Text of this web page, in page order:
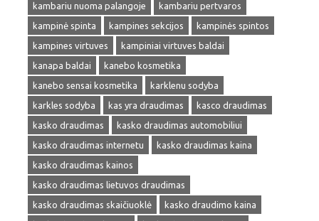
kambariu nuoma palangoje
kambariu pertvaros
kampinė spinta
kampines sekcijos
kampinės spintos
kampines virtuves
kampiniai virtuves baldai
kanapa baldai
kanebo kosmetika
kanebo sensai kosmetika
karklenu sodyba
karkles sodyba
kas yra draudimas
kasco draudimas
kasko draudimas
kasko draudimas automobiliui
kasko draudimas internetu
kasko draudimas kaina
kasko draudimas kainos
kasko draudimas lietuvos draudimas
kasko draudimas skaičiuoklė
kasko draudimo kaina